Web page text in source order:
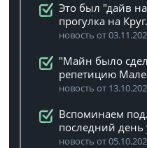
Это был "дайв
прогулка на
новость от
"Майн было
репетицию
новость от
Вспоминаем
последний
новость от